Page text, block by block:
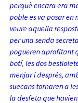
perquè encara era
poble es va posar en
veure aquella
per una senda
pogueren aprofitant
botí, les dos
menjar i després,
suecans tornaren a
la desfeta que